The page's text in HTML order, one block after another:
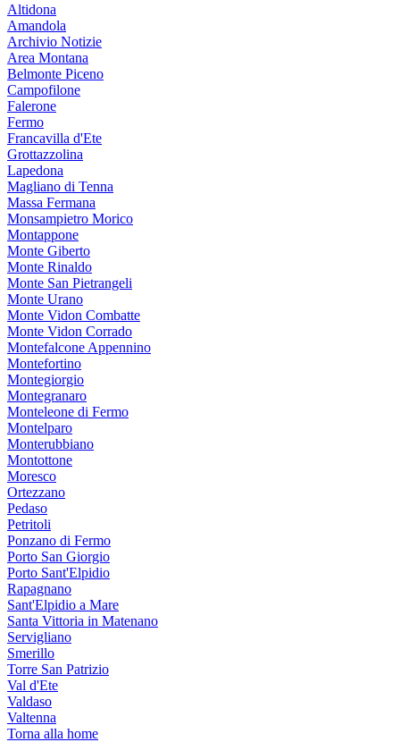
Altidona
Amandola
Archivio Notizie
Area Montana
Belmonte Piceno
Campofilone
Falerone
Fermo
Francavilla d'Ete
Grottazzolina
Lapedona
Magliano di Tenna
Massa Fermana
Monsampietro Morico
Montappone
Monte Giberto
Monte Rinaldo
Monte San Pietrangeli
Monte Urano
Monte Vidon Combatte
Monte Vidon Corrado
Montefalcone Appennino
Montefortino
Montegiorgio
Montegranaro
Monteleone di Fermo
Montelparo
Monterubbiano
Montottone
Moresco
Ortezzano
Pedaso
Petritoli
Ponzano di Fermo
Porto San Giorgio
Porto Sant'Elpidio
Rapagnano
Sant'Elpidio a Mare
Santa Vittoria in Matenano
Servigliano
Smerillo
Torre San Patrizio
Val d'Ete
Valdaso
Valtenna
Torna alla home